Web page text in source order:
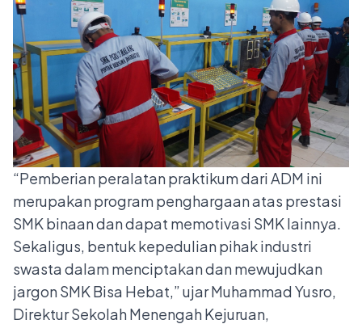
“Pemberian peralatan praktikum dari ADM ini
merupakan program penghargaan atas prestasi
SMK binaan dan dapat memotivasi SMK lainnya.
Sekaligus, bentuk kepedulian pihak industri
swasta dalam menciptakan dan mewujudkan
jargon SMK Bisa Hebat,” ujar Muhammad Yusro,
Direktur Sekolah Menengah Kejuruan,